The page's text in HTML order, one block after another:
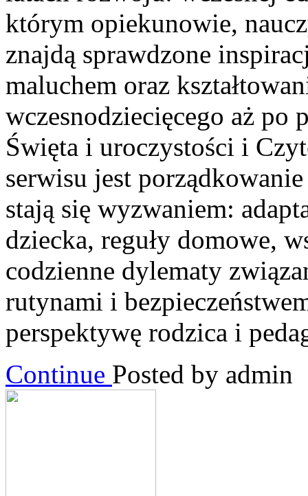
którym opiekunowie,
znajdą sprawdzone
maluchem oraz
wczesnodziecięcego aż po
Święta i uroczystości i
serwisu jest
stają się wyzwaniem:
dziecka, reguły domowe,
codzienne dylematy
rutynami i
perspektywę rodzica i
Continue Posted by admin